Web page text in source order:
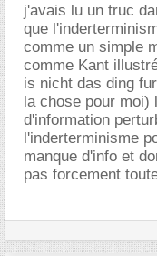
j'avais lu un truc
que
comme un simple
comme Kant
is nicht das ding
la chose pour moi)
d'information
l'inderterminisme
manque d'info et
pas forcement